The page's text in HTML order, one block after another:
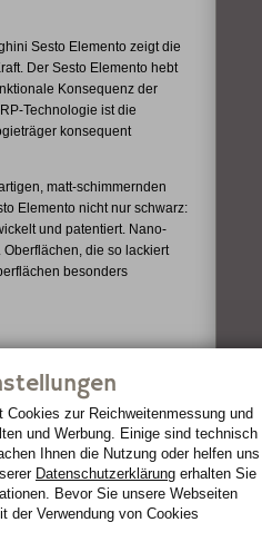
Sesto Elemento zeigt die
Der Sesto Elemento hebt
Konsequenz der
Technologie ist die
konsequent
matt-schimmernden
Elemento nicht nur schwarz:
und patentiert. Nano-
die so lackiert
besonders
Stege in der Front etwa
liegenden Motor-
bleibt damit die
unterhalb der Frontscheibe
Scheinwerfer-
Bi-Xenon-Lampen werden
Frontspoiler, teilweise
Cookies zur Reichweiten­messung und
und Werbung. Einige sind technisch
Ihnen die Nutzung oder helfen uns
Datenschutzerklärung erhalten Sie
Bevor Sie unsere Webseiten
der Verwendung von Cookies